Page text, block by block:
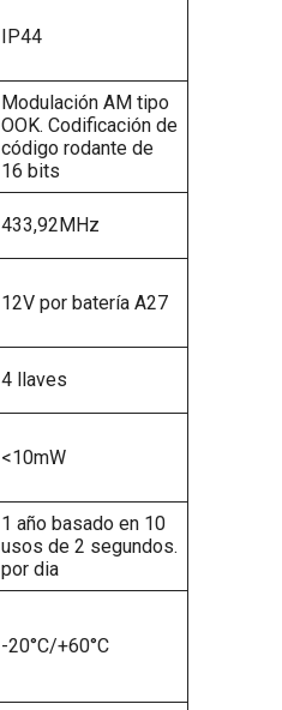
IP44
Modulación AM tipo
OOK. Codificación de
código rodante de
16 bits
433,92MHz
12V por batería A27
4 llaves
<10mW
1 año basado en 10
usos de 2 segundos.
por dia
-20°C/+60°C